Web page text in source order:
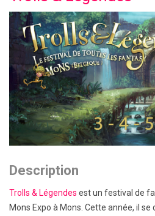
Description
Trolls & Légendes est un festival de
Mons Expo à Mons. Cette année, il se